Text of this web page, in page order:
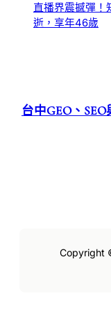
直播界震撼彈！
逝，享年46歲
台中GEO、
Copyright